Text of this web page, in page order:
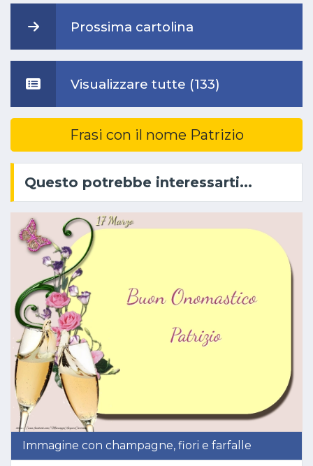
Prossima cartolina
Visualizzare tutte (133)
Frasi con il nome Patrizio
Questo potrebbe interessarti...
Immagine con champagne, fiori e farfalle